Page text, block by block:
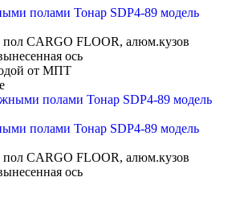
полами Тонар SDP4-89 модель
CARGO FLOOR, алюм.кузов
ось
от МПТ
полами Тонар SDP4-89 модель
CARGO FLOOR, алюм.кузов
ось